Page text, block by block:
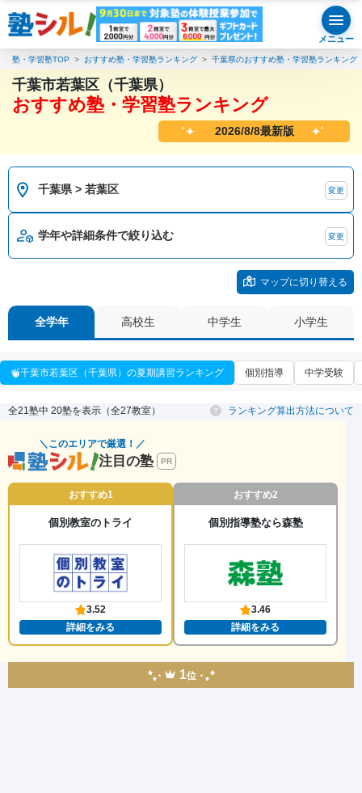
メニュー
塾・学習塾TOP おすすめ塾・学習塾ランキング 千葉県のおすすめ塾・学習塾ランキング
千葉市若葉区（千葉県）
おすすめ塾・学習塾ランキング
2026/8/8最新版
千葉県 > 若葉区 変更
学年や詳細条件で絞り込む 変更
マップに切り替える
全学年 高校生 中学生 小学生
千葉市若葉区（千葉県）の夏期講習ランキング 個別指導 中学受験
全21塾中 20塾を表示（全27教室） ランキング算出方法について
＼このエリアで厳選！／
注目の塾 PR
おすすめ1
個別教室のトライ
3.52
詳細をみる
おすすめ2
個別指導塾なら森塾
3.46
詳細をみる
1位